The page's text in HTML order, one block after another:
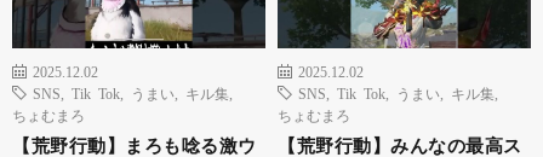
2025.12.02
SNS
Tik Tok うまい キル集
ちょむまろ
【荒野行動】まろも唸る激ウ
2025.12.02
SNS
Tik Tok うまい キル集
ちょむまろ
【荒野行動】みんなの最高ス